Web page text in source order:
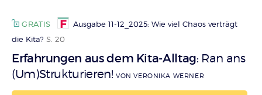
GRATIS
Ausgabe 11-12_2025: Wie viel Chaos verträgt
die Kita? S. 20
Erfahrungen aus dem Kita-Alltag: Ran ans
(Um)Strukturieren! VON VERONIKA WERNER